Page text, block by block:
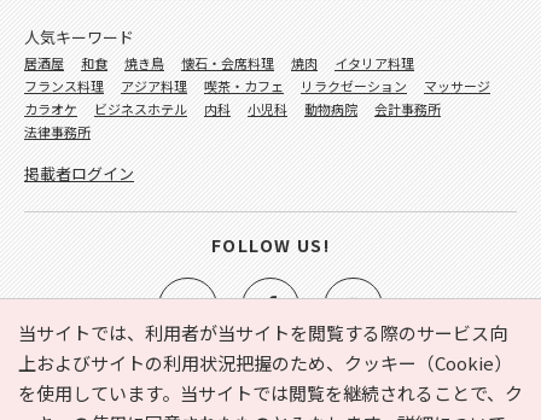
当サイトでは、利用者が当サイトを閲覧する際のサービス向
上およびサイトの利用状況把握のため、クッキー（Cookie）
を使用しています。当サイトでは閲覧を継続されることで、ク
e-NAVITA（イーナビタ）とは？ お気に入り ヘルプ
人気キーワード
居酒屋 和食 焼き鳥 懐石・会席料理 焼肉
イタリア料理
フランス料理
アジア料理 喫茶・カフェ リラクゼーション
マッサージ
カラオケ
ビジネスホテル 内科 小児科 動物病院
会計事務所
法律事務所
掲載者ログイン
FOLLOW US!